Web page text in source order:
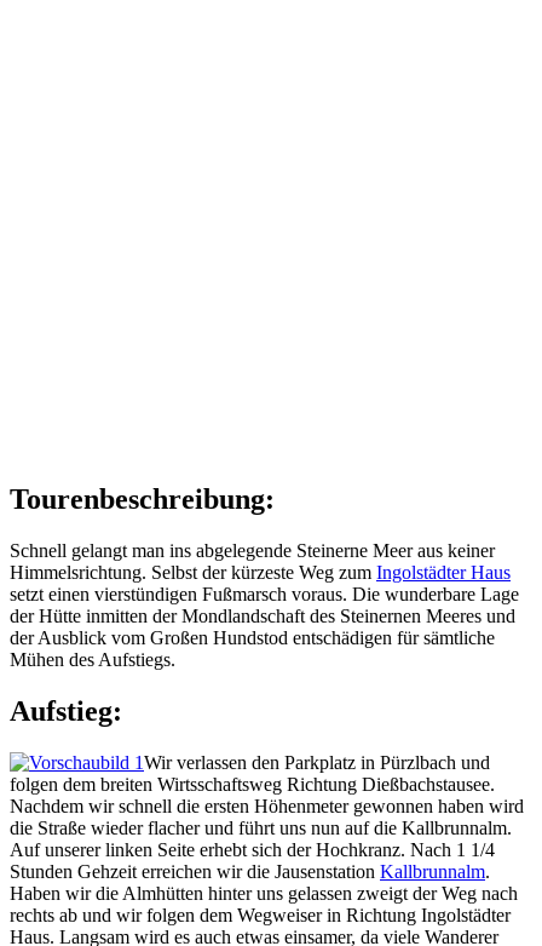
Tourenbeschreibung:
Schnell gelangt man ins abgelegende Steinerne Meer aus keiner
Himmelsrichtung. Selbst der kürzeste Weg zum Ingolstädter Haus
setzt einen vierstündigen Fußmarsch voraus. Die wunderbare Lage
der Hütte inmitten der Mondlandschaft des Steinernen Meeres und
der Ausblick vom Großen Hundstod entschädigen für sämtliche
Mühen des Aufstiegs.
Aufstieg:
Wir verlassen den Parkplatz in Pürzlbach und
folgen dem breiten Wirtsschaftsweg Richtung Dießbachstausee.
Nachdem wir schnell die ersten Höhenmeter gewonnen haben wird
die Straße wieder flacher und führt uns nun auf die Kallbrunnalm.
Auf unserer linken Seite erhebt sich der Hochkranz. Nach 1 1/4
Stunden Gehzeit erreichen wir die Jausenstation Kallbrunnalm.
Haben wir die Almhütten hinter uns gelassen zweigt der Weg nach
rechts ab und wir folgen dem Wegweiser in Richtung Ingolstädter
Haus. Langsam wird es auch etwas einsamer, da viele Wanderer